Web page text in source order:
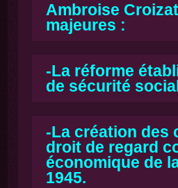
Ambroise
majeures :
-La réforme
de sécurité
-La création des
droit de regard
économique de
1945.